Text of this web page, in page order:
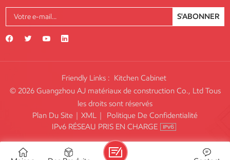
S'ABONNER
Friendly Links : Kitchen Cabinet
© 2026 Guangzhou AJ matériaux de construction Co., Ltd Tous
les droits sont réservés
Plan Du Site | XML |
Politique De Confidentialité
IPv6 RÉSEAU PRIS EN CHARGE